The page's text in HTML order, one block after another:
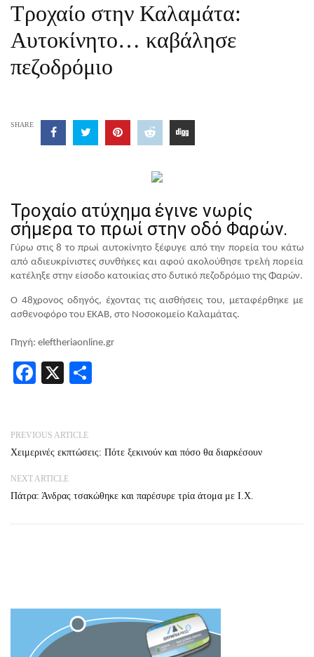
Τροχαίο στην Καλαμάτα:
Αυτοκίνητο… καβάλησε
πεζοδρόμιο
SHARE
Τροχαίο ατύχημα έγινε νωρίς
σήμερα το πρωί στην οδό Φαρών.
Γύρω στις 8 το πρωί αυτοκίνητο ξέφυγε από την πορεία του κάτω
από αδιευκρίνιστες συνθήκες και αφού ακολούθησε τρελή πορεία
κατέληξε στην είσοδο κατοικίας στο δυτικό πεζοδρόμιο της Φαρών.
Ο 48χρονος οδηγός, έχοντας τις αισθήσεις του, μεταφέρθηκε με
ασθενοφόρο του ΕΚΑΒ, στο Νοσοκομείο Καλαμάτας.
Πηγή: eleftheriaonline.gr
Facebook
X
PREVIOUS ARTICLE
Χειμερινές εκπτώσεις: Πότε ξεκινούν και πόσο θα διαρκέσουν
NEXT ARTICLE
Πάτρα: Άνδρας τσακώθηκε και παρέσυρε τρία άτομα με Ι.Χ.